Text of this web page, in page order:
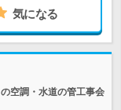
気になる
空調・水道の管工事会